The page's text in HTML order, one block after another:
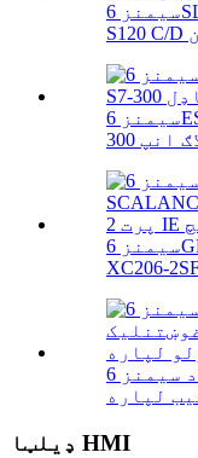
سیمنز 6SL3162-2ME01-0AC0 SINAMICS
سیمنز 6ES7331-7NF00-0AB0 سیماټیک S7-
سیمنز 6GK5206-2BS00-2AC2 SCALANCE
د سیمنز 6GK1900-0AB10 سي-پلګ د ثبت
ډیلټا HMI